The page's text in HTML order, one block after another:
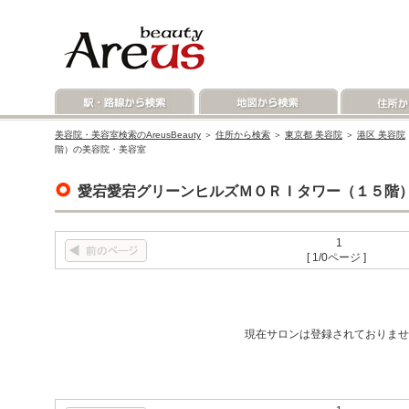
美容院・美容室検索のAreusBeauty ＞ 住所から検索 ＞ 東京都 美容院 ＞ 港区 美容院
階）の美容院・美容室
愛宕愛宕グリーンヒルズＭＯＲＩタワー（１５階
1
[ 1/0ページ ]
現在サロンは登録されておりま